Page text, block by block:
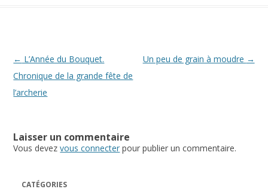
Navigation des articles
← L’Année du Bouquet.
Chronique de la grande fête de
l’archerie
Un peu de grain à moudre →
Laisser un commentaire
Vous devezvous connecter pour publier un commentaire.
CATÉGORIES